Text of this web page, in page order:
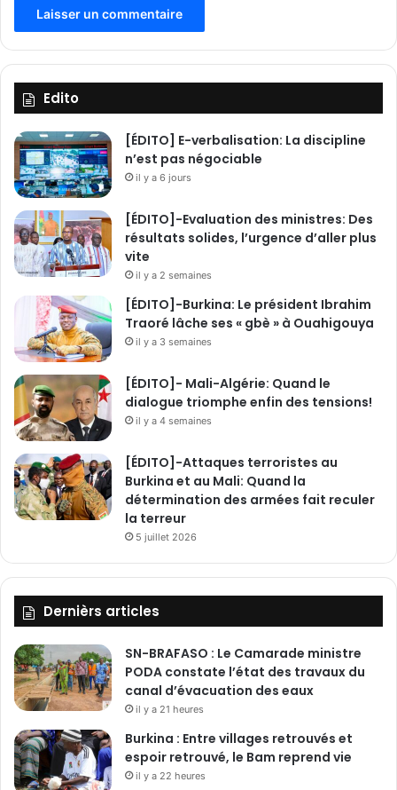
u
a
g
u
g
o
u
Edito
[ÉDITO] E-verbalisation: La discipline
n’est pas négociable
il y a 6 jours
[ÉDITO]-Evaluation des ministres: Des
résultats solides, l’urgence d’aller plus
vite
il y a 2 semaines
[ÉDITO]-Burkina: Le président Ibrahim
Traoré lâche ses « gbè » à Ouahigouya
il y a 3 semaines
[ÉDITO]- Mali-Algérie: Quand le
dialogue triomphe enfin des tensions!
il y a 4 semaines
[ÉDITO]-Attaques terroristes au
Burkina et au Mali: Quand la
détermination des armées fait reculer
la terreur
5 juillet 2026
Dernièrs articles
SN-BRAFASO : Le Camarade ministre
PODA constate l’état des travaux du
canal d’évacuation des eaux
il y a 21 heures
Burkina : Entre villages retrouvés et
espoir retrouvé, le Bam reprend vie
il y a 22 heures